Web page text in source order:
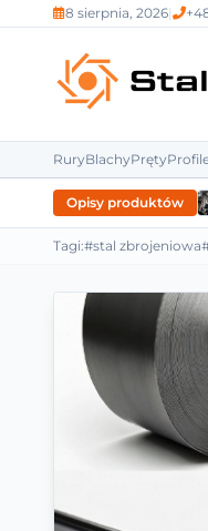
8 sierpnia, 2026|
RuryBlachyPręty
Opisy produktów
Tagi:#stal zbrojeniowa